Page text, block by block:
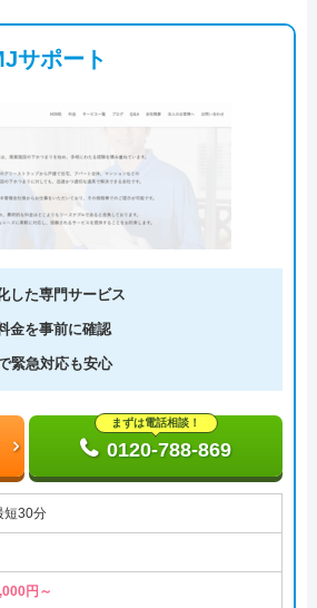
サポート
した専門サービス
金を事前に確認
緊急対応も安心
まずは電話相談！
0120-788-869
短30分
円～